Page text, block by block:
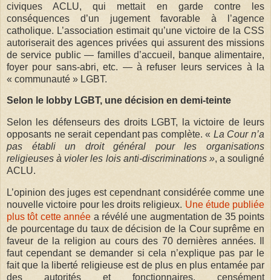
civiques ACLU, qui mettait en garde contre les
conséquences d’un jugement favorable à l’agence
catholique. L’association estimait qu’une victoire de la CSS
autoriserait des agences privées qui assurent des missions
de service public — familles d’accueil, banque alimentaire,
foyer pour sans-abri, etc. — à refuser leurs services à la
« communauté » LGBT.
Selon le lobby LGBT, une décision en demi-teinte
Selon les défenseurs des droits LGBT, la victoire de leurs
opposants ne serait cependant pas complète. « La Cour n’a
pas établi un droit général pour les organisations
religieuses à violer les lois anti-discriminations », a souligné
ACLU.
L’opinion des juges est cependnant considérée comme une
nouvelle victoire pour les droits religieux. Une étude publiée
plus tôt cette année a révélé une augmentation de 35 points
de pourcentage du taux de décision de la Cour suprême en
faveur de la religion au cours des 70 dernières années.
faut cependant se demander si cela n’explique pas par le
fait que la liberté religieuse est de plus en plus entamée par
des autorités et fonctionnaires, censément